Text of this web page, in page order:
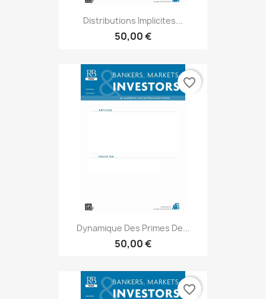
Distributions Implicites...
50,00 €
Dynamique Des Primes De...
50,00 €
favorite_border
favorite_border